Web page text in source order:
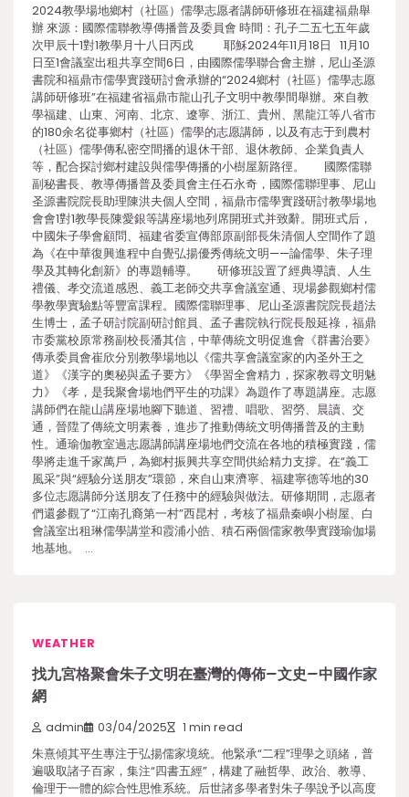
2024教學場地鄉村（社區）儒學志愿者講師研修班在福建福鼎舉
辦 來源：國際儒聯教導傳播普及委員會 時間：孔子二五七五年歲
次甲辰十1對1教學月十八日丙戌 耶穌2024年11月18日 11月10
日至1會議室出租共享空間6日，由國際儒學聯合會主辦，尼山圣源
書院和福鼎市儒學實踐研討會承辦的“2024鄉村（社區）儒學志愿
講師研修班”在福建省福鼎市龍山孔子文明中教學間舉辦。來自教
學福建、山東、河南、北京、遼寧、浙江、貴州、黑龍江等八省市
的180余名從事鄉村（社區）儒學的志愿講師，以及有志于到農村
（社區）儒學傳私密空間播的退休干部、退休教師、企業負責人
等，配合探討鄉村建設與儒學傳播的小樹屋新路徑。 國際儒聯
副秘書長、教導傳播普及委員會主任石永奇，國際儒聯理事、尼山
圣源書院院長助理陳洪夫個人空間，福鼎市儒學實踐研討教學場地
會會1對1教學長陳愛銀等講座場地列席開班式并致辭。開班式后，
中國朱子學會顧問、福建省委宣傳部原副部長朱清個人空間作了題
為《在中華復興進程中自覺弘揚優秀傳統文明——論儒學、朱子理
學及其轉化創新》的專題輔導。 研修班設置了經典導讀、人生
禮儀、孝交流道感恩、義工老師交共享會議室通、現場參觀鄉村儒
學教學實驗點等豐富課程。國際儒聯理事、尼山圣源書院院長趙法
生博士，孟子研討院副研討館員、孟子書院執行院長殷延祿，福鼎
市委黨校原常務副校長潘其信，中華傳統文明促進會《群書治要》
傳承委員會崔欣分別教學場地以《儒共享會議室家的內圣外王之
道》《漢字的奧秘與孟子要方》《學習全會精力，探家教尋文明魅
力》《孝，是我聚會場地們平生的功課》為題作了專題講座。志愿
講師們在龍山講座場地腳下聽道、習禮、唱歌、習勞、晨讀、交
通，晉陞了傳統文明素養，進步了推動傳統文明傳播普及的主動
性。通瑜伽教室過志愿講師講座場地們交流在各地的積極實踐，儒
學將走進千家萬戶，為鄉村振興共享空間供給精力支撐。在“義工
風采”與“經驗分送朋友”環節，來自山東濟寧、福建寧德等地的30
多位志愿講師分送朋友了任務中的經驗與做法。研修期間，志愿者
們還參觀了“江南孔裔第一村”西昆村，考核了福鼎秦嶼小樹屋、白
會議室出租琳儒學講堂和霞浦小皓、積石兩個儒家教學實踐瑜伽場
地基地。 …
WEATHER
找九宮格聚會朱子文明在臺灣的傳佈–文史–中國作家
網
admin 03/04/2025 1 min read
朱熹傾其平生專注于弘揚儒家境統。他緊承“二程”理學之頭緒，普
遍吸取諸子百家，集注“四書五經”，構建了融哲學、政治、教導、
倫理于一體的綜合性思惟系統。后世諸多學者對朱子學說予以高度